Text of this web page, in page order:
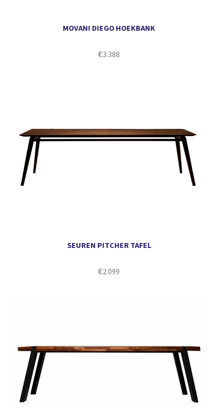
MOVANI DIEGO HOEKBANK
€3.388
SEUREN PITCHER TAFEL
€2.099